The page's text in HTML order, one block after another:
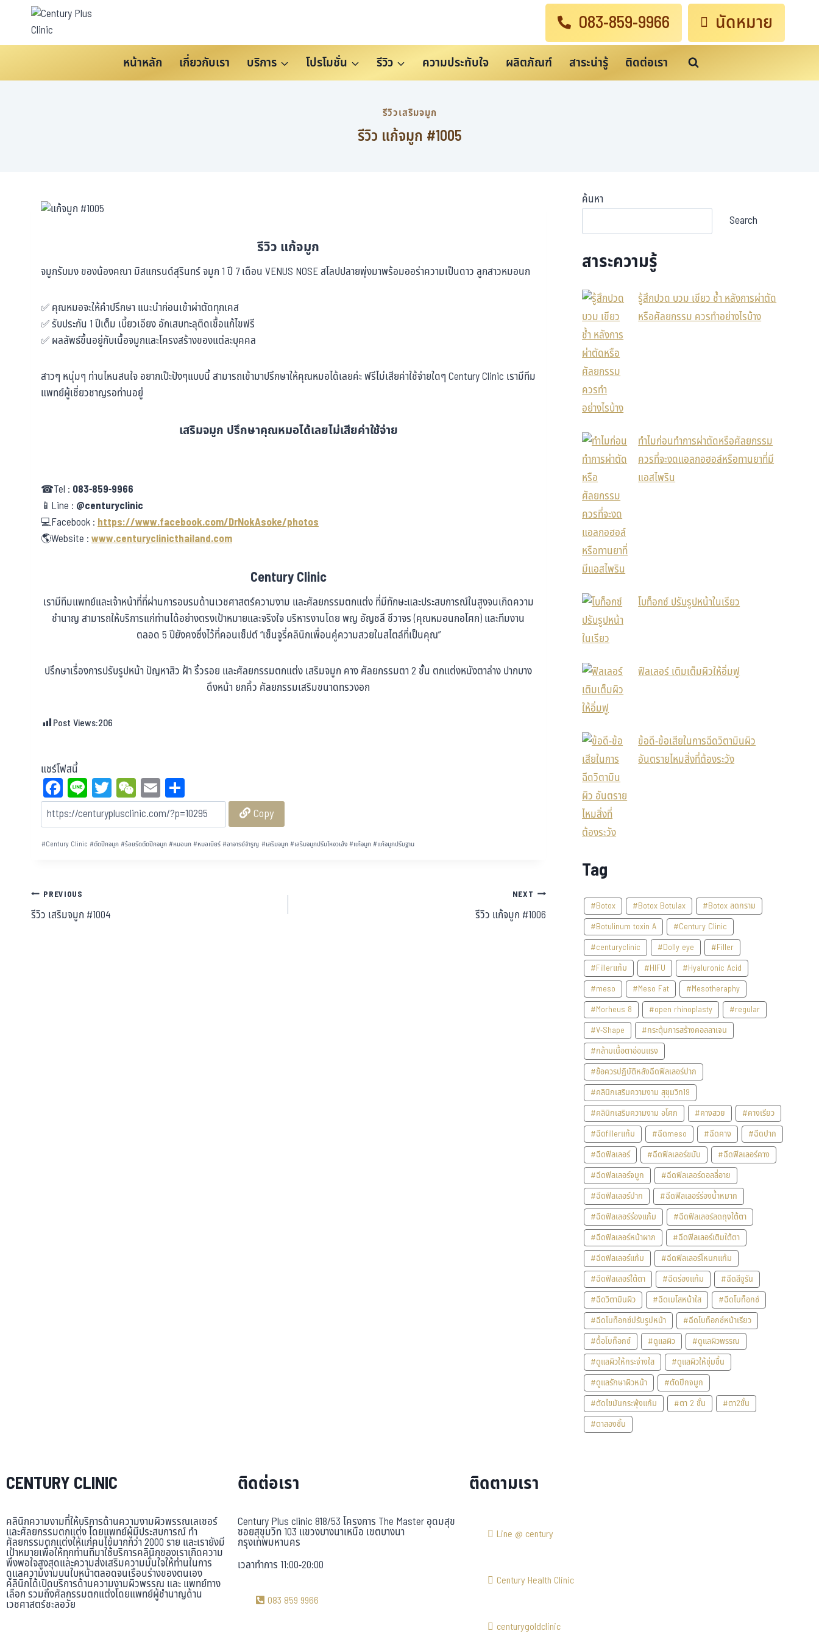
083-859-9966 นัดหมาย
หน้าหลัก เกี่ยวกับเรา บริการ โปรโมชั่น รีวิว ความประทับใจ ผลิตภัณฑ์ สาระน่ารู้ ติดต่อเรา
รีวิวเสริมจมูก
รีวิว แก้จมูก #1005
รีวิว แก้จมูก
จมูกรับมง ของน้องคณา มิสแกรนด์สุรินทร์ จมูก 1 ปี 7 เดือน VENUS NOSE สโลปปลายพุ่งมาพร้อมออร่าความเป็นดาว ลูกสาวหมอนก​
✅ คุณหมอจะให้คำปรึกษา แนะนำก่อนเข้าผ่าตัดทุกเคส
✅ รับประกัน 1 ปีเต็ม เบี้ยวเอียง อักเสบทะลุติดเชื้อแก้ไขฟรี
✅ ผลลัพธ์ขึ้นอยู่กับเนื้อจมูกและโครงสร้างของแต่ละบุคคล
สาวๆ หนุ่มๆ ท่านไหนสนใจ อยากเป๊ะปังๆแบบนี้ สามารถเข้ามาปรึกษาให้คุณหมอได้เลยค่ะ ฟรีไม่เสียค่าใช้จ่ายใดๆ Century Clinic เรามีทีม
แพทย์ผู้เชี่ยวชาญรอท่านอยู่
เสริมจมูก ปรึกษาคุณหมอได้เลยไม่เสียค่าใช้จ่าย
☎Tel : 083-859-9966
📱Line : @centuryclinic
💻Facebook :https://www.facebook.com/DrNokAsoke/photos
🌎Website :www.centuryclinicthailand.com
Century Clinic
เรามีทีมแพทย์และเจ้าหน้าที่ที่ผ่านการอบรมด้านเวชศาสตร์ความงาม และศัลยกรรมตกแต่ง ที่มีทักษะและประสบการณ์ในสูงจนเกิดความ
ชำนาญ สามารถให้บริการแก่ท่านได้อย่างตรงเป้าหมายและจริงใจ บริหารงานโดย พญ อัญชลี ชีวาจร (คุณหมอนกอโศก) และทีมงาน
ตลอด 5 ปียังคงซึ่งไว้ที่คอนเซ็ปต์ “เซ็นจูรี่คลินิกเพื่อนคู่ความสวยในสไตล์ที่เป็นคุณ”
ปรึกษาเรื่องการปรับรูปหน้า ปัญหาสิว ฝ้า ริ้วรอย และศัลยกรรมตกแต่ง เสริมจมูก คาง ศัลยกรรมตา 2 ชั้น ตกแต่งหนังตาล่าง ปากบาง
ดึงหน้า ยกคิ้ว ศัลยกรรมเสริมขนาดทรวงอก
Post Views:206
แชร์โฟสนี้
Fa
ce
bo
ok
Li
ne
T
wi
tt
er
W
eC
ha
t
E
m
ail
ar
e Copy
#Century Clinic #ตัดปีกจมูก#ร้อยรัดตัดปีกจมูก#หมอนก#หมอเบียร์ #อาจารย์จำรูญ #เสริมจมูก #เสริมจมูกปรับโหงวเฮ้ง#แก้จมูก#แก้จมูกปรับฐาน
PREVIOUS
รีวิว เสริมจมูก #1004
NEXT
รีวิว แก้จมูก #1006
ค้นหา
Search
สาระความรู้
รู้สึกปวด บวม เขียว ช้ำ หลังการผ่าตัด
หรือศัลยกรรม ควรทำอย่างไรบ้าง
ทำไมก่อนทำการผ่าตัดหรือศัลยกรรม
ควรที่จะงดแอลกอฮอล์หรือทานยาที่มี
แอสไพริน
โบท็อกซ์ ปรับรูปหน้าในเรียว
ฟิลเลอร์ เติมเต็มผิวให้อิ่มฟู
ข้อดี-ข้อเสียในการฉีดวิตามินผิว
อันตรายไหมสิ่งที่ต้องระวัง
Tag
#Botox #Botox Botulax
#Botox ลดกราม
#Botulinum toxin A
#Century Clinic
#centuryclinic
#Dolly eye
#Filler
#Fillerแก้ม
#HIFU
#Hyaluronic Acid
#meso
#Meso Fat
#Mesotheraphy
#Morheus 8
#open rhinoplasty
#regular
#V-Shape
#กระตุ้นการสร้างคอลลาเจน
#กล้ามเนื้อตาอ่อนแรง
#ข้อควรปฏิบัติหลังฉีดฟิลเลอร์ปาก
#คลินิกเสริมความงาม สุขุมวิท19
#คลินิกเสริมความงาม อโศก
#คางสวย
#คางเรียว
#ฉีดfillerแก้ม
#ฉีดmeso #ฉีดคาง
#ฉีดปาก
#ฉีดฟิลเลอร์
#ฉีดฟิลเลอร์ขมับ
#ฉีดฟิลเลอร์คาง
#ฉีดฟิลเลอร์จมูก
#ฉีดฟิลเลอร์ดอลลี่อาย
#ฉีดฟิลเลอร์ปาก
#ฉีดฟิลเลอร์ร่องน้ำหมาก
#ฉีดฟิลเลอร์ร่องแก้ม
#ฉีดฟิลเลอร์ลดถุงใต้ตา
#ฉีดฟิลเลอร์หน้าผาก
#ฉีดฟิลเลอร์เติมใต้ตา
#ฉีดฟิลเลอร์แก้ม
#ฉีดฟิลเลอร์โหนกแก้ม
#ฉีดฟิลเลอร์ใต้ตา
#ฉีดร่องแก้ม
#ฉีดลีจูรัน
#ฉีดวิตามินผิว
#ฉีดเมโสหน้าใส
#ฉีดโบท็อกซ์
#ฉีดโบท็อกซ์ปรับรูปหน้า
#ฉีดโบท็อกซ์หน้าเรียว
#ดื้อโบท็อกซ์
#ดูแลผิว
#ดูแลผิวพรรณ
#ดูแลผิวให้กระจ่างใส
#ดูแลผิวให้ชุ่มชื้น
#ดูแลรักษาผิวหน้า
#ตัดปีกจมูก
#ตัดไขมันกระพุ้งแก้ม
#ตา 2 ชั้น
#ตา2ชั้น
#ตาสองชั้น
CENTURY CLINIC
คลินิกความงามที่ให้บริการด้านความงามผิวพรรณเลเซอร์
และศัลยกรรมตกแต่ง โดยแพทย์ผู้มีประสบการณ์ ทำ
ศัลยกรรมตกแต่งให้แก่คนไข้มากกว่า 2000 ราย และเรายังมี
เป้าหมายเพื่อให้ทุกท่านที่มาใช้บริการคลินิกของเราเกิดความ
พึงพอใจสูงสุดและความส่งเสริมความมั่นใจให้ท่านในการ
ดูแลความงามบนใบหน้าตลอดจนเรือนร่างของตนเอง
คลินิกได้เปิดบริการด้านความงามผิวพรรณ และ แพทย์ทาง
เลือก รวมถึงศัลกรรมตกแต่งโดยแพทย์ผู้ชำนาญด้าน
เวชศาสตร์ชะลอวัย
ติดต่อเรา
Century Plus clinic 818/53 โครงการ The Master อุดมสุข
ซอยสุขุมวิท 103 แขวงบางนาเหนือ เขตบางนา
กรุงเทพมหานคร
เวลาทำการ 11:00-20:00
083 859 9966
ติดตามเรา
Line @ century
Century Health Clinic
centurygoldclinic